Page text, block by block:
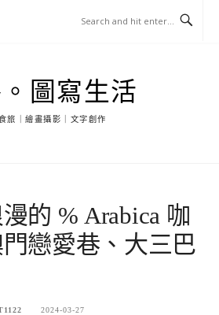
圖寫生活
旅｜繪畫攝影｜文字創作
的 % Arabica 咖
戀愛巷、大三巴
2024-03-27